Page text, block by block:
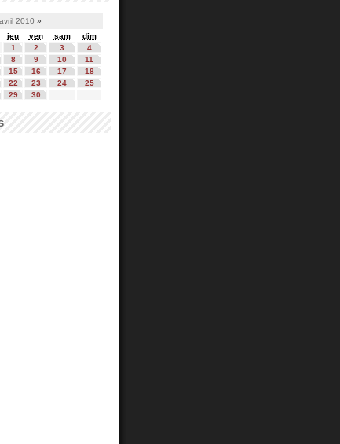
avril 2010 »
jeu ven sam
dim
1
2 3
4
8 9 10
11
15 16 17
18
22 23 24
25
29 30